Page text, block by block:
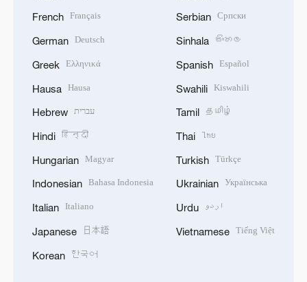
French Français
German Deutsch
Greek Ελληνικά
Hausa Hausa
Hebrew עברית
Hindi हिन्दी
Hungarian Magyar
Indonesian Bahasa Indonesia
Italian Italiano
Japanese 日本語
Korean 한국어
Serbian Српски
Sinhala සිංහල
Spanish Español
Swahili Kiswahili
Tamil தமிழ்
Thai ไทย
Turkish Türkçe
Ukrainian Українська
Urdu اردو
Vietnamese Tiếng Việt